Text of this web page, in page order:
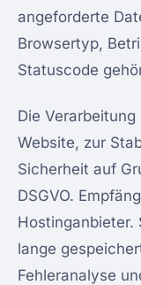
angeforderte
Browsertyp,
Statuscode
Die
Website, zur
Sicherheit auf
DSGVO.
Hostinganbieter.
lange
Fehleranalyse